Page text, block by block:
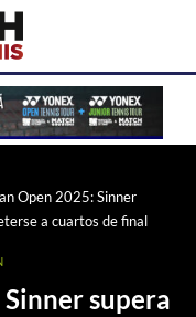
Open 2025: Sinner
a cuartos de final
supera